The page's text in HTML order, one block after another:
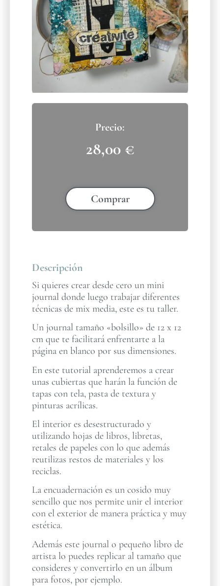
28,00 €
Comprar
Descripción
Si quieres crear desde cero un mini
journal donde luego trabajar diferentes
técnicas de mix media, este es tu taller.
Un journal tamaño «bolsillo» de 12 x 12
cm que te facilitará enfrentarte a la
página en blanco por sus dimensiones.
En este tutorial aprenderemos a crear
unas cubiertas que harán la función de
tapas con tela, pasta de textura y
pinturas acrílicas.
El interior es desestructurado y
utilizando hojas de libros, libretas,
retales de papeles con lo que además
reutilizas restos de materiales y los
reciclas.
La encuadernación es un cosido muy
sencillo que nos permite unir el interior
con el exterior de manera práctica y muy
estética.
Además este journal o pequeño libro de
artista lo puedes replicar al tamaño que
consideres y convertirlo en un álbum
para fotos, por ejemplo.